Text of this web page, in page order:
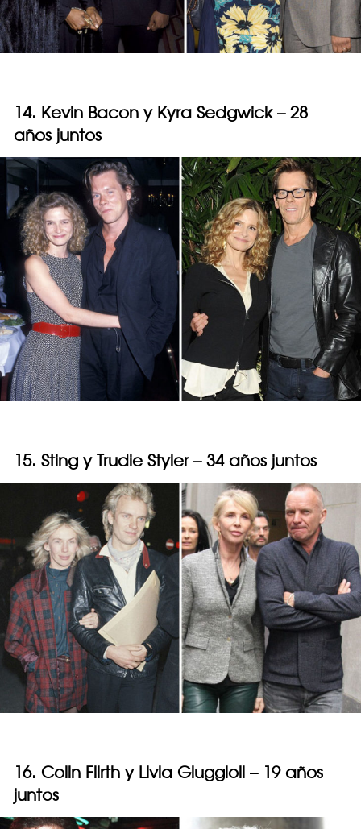
14. Kevin Bacon y Kyra Sedgwick – 28
años juntos
15. Sting y Trudie Styler – 34 años juntos
16. Colin Flirth y Livia Giuggioli – 19 años
juntos